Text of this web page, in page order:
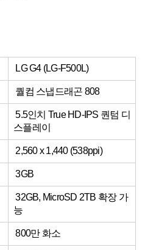
LG G4 (LG-F500L)
퀄컴 스냅드래곤 808
5.5인치 True HD-IPS 퀀텀 디
스플레이
2,560 x 1,440 (538ppi)
3GB
32GB, MicroSD 2TB 확장 가
능
800만 화소